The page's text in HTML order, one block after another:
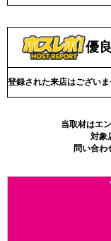
優
登録された来店はございま
当取材はエ
対象
問い合わ